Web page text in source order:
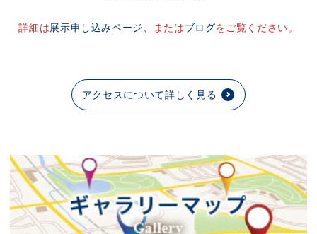
詳細は展示申し込みページ 、またはブログをご覧ください。
アクセスについて詳しく見る